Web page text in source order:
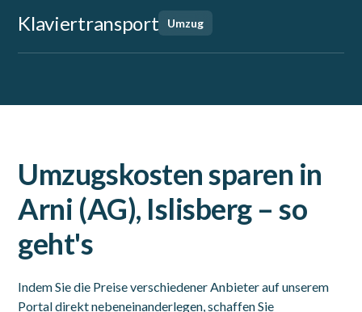
Klaviertransport Umzug
Umzugskosten sparen in
Arni (AG), Islisberg – so
geht's
Indem Sie die Preise verschiedener Anbieter auf unserem
Portal direkt nebeneinanderlegen, schaffen Sie